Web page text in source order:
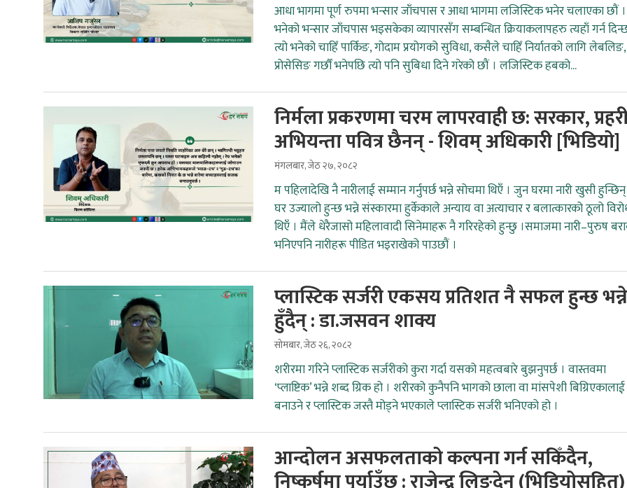
आधा भागमा पूर्ण रुपमा भन्सार जाँचपास र आधा भागमा लजिस्टिक भनेर चलाएका छौं
भनेको भन्सार जाँचपास भइसकेका व्यापारसँग सम्बन्धित क्रियाकलापहरु त्यहाँ गर्न
त्यो भनेको चाहिँ पार्किङ, गोदाम प्रयोगको सुविधा, कसैले चाहिँ निर्यातको लागि लेबलिङ,
प्रोसेसिङ गर्छौं भनेपछि त्यो पनि सुबिधा दिने गरेको छौं । लजिस्टिक हबको...
निर्मला प्रकरणमा चरम लापरवाही छ: सरकार,
अभियन्ता पवित्र छैनन् - शिवम् अधिकारी [भिडियो]
मंगलबार, जेठ २७, २०८२
म पहिलादेखि नै नारीलाई सम्मान गर्नुपर्छ भन्ने सोचमा थिएँ । जुन घरमा नारी खुसी हुन्छिन्
घर उज्यालो हुन्छ भन्ने संस्कारमा हुर्केकाले अन्याय वा अत्याचार र बलात्कारको ठूलो
थिएँ । मैंले धेरैजासो महिलावादी सिनेमाहरू नै गरिरहेको हुन्छु ।समाजमा नारी–पुरुष
भनिएपनि नारीहरू पीडित भइराखेको पाउछौं ।
प्लास्टिक सर्जरी एकसय प्रतिशत नै सफल हुन्छ भन्ने
हुँदैन् : डा.जसवन शाक्य
सोमबार, जेठ २६, २०८२
शरीरमा गरिने प्लास्टिक सर्जरीको कुरा गर्दा यसको महत्वबारे बुझनुपर्छ । वास्तवमा
‘प्लाष्टिक’ भन्ने शब्द ग्रिक हो । शरीरको कुनैपनि भागको छाला वा मांसपेशी बिग्रिएकालाई
बनाउने र प्लास्टिक जस्तै मोड्ने भएकाले प्लास्टिक सर्जरी भनिएको हो ।
आन्दोलन असफलताको कल्पना गर्न सकिँदैन,